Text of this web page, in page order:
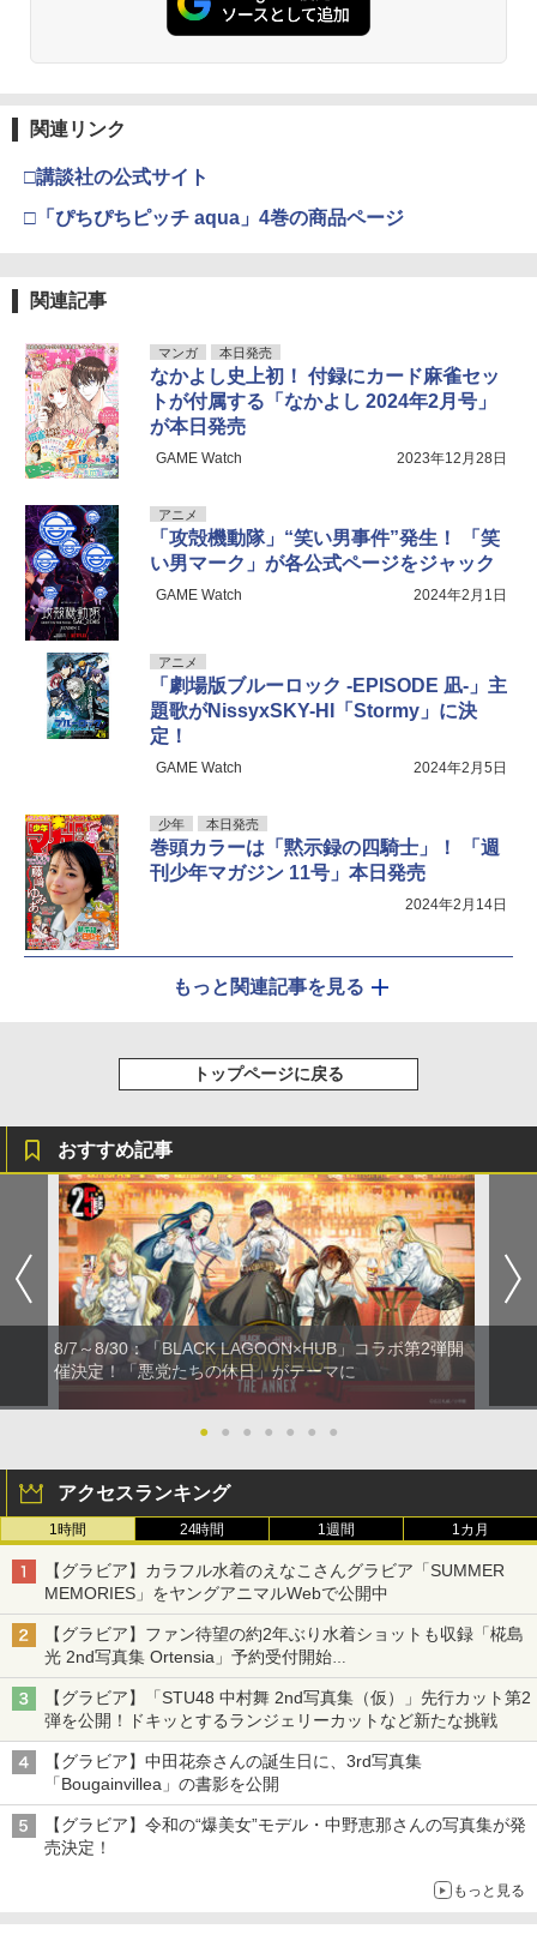
関連リンク
□講談社の公式サイト
□「ぴちぴちピッチ aqua」4巻の商品ページ
関連記事
マンガ 本日発売
なかよし史上初！ 付録にカード麻雀セッ
トが付属する「なかよし 2024年2月号」
が本日発売
GAME Watch 2023年12月28日
アニメ
「攻殻機動隊」“笑い男事件”発生！ 「笑
い男マーク」が各公式ページをジャック
GAME Watch 2024年2月1日
アニメ
「劇場版ブルーロック -EPISODE 凪-」主
題歌がNissyxSKY-HI「Stormy」に決
定！
GAME Watch 2024年2月5日
少年 本日発売
巻頭カラーは「黙示録の四騎士」！ 「週
刊少年マガジン 11号」本日発売
2024年2月14日
もっと関連記事を見る
トップページに戻る
おすすめ記事
8/7～8/30：「BLACK LAGOON×HUB」コラボ第2弾開
催決定！「悪党たちの休日」がテーマに
● ● ● ● ● ● ●
アクセスランキング
1時間 24時間 1週間 1カ月
【グラビア】カラフル水着のえなこさんグラビア「SUMMER
MEMORIES」をヤングアニマルWebで公開中
【グラビア】ファン待望の約2年ぶり水着ショットも収録「椛島
光 2nd写真集 Ortensia」予約受付開始
10月30日発売
【グラビア】「STU48 中村舞 2nd写真集（仮）」先行カット第2
弾を公開！ドキッとするランジェリーカットなど新たな挑戦
【グラビア】中田花奈さんの誕生日に、3rd写真集
「Bougainvillea」の書影を公開
【グラビア】令和の“爆美女”モデル・中野恵那さんの写真集が発
売決定！
もっと見る